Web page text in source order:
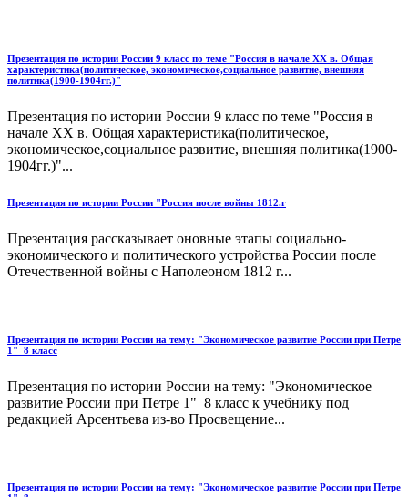
Презентация по истории России 9 класс по теме "Россия в начале ХХ в. Общая
характеристика(политическое, экономическое,социальное развитие, внешняя
политика(1900-1904гг.)"
Презентация по истории России 9 класс по теме "Россия в
начале ХХ в. Общая характеристика(политическое,
экономическое,социальное развитие, внешняя политика(1900-
1904гг.)"...
Презентация по истории России "Россия после войны 1812.г
Презентация рассказывает оновные этапы социально-
экономического и политического устройства России после
Отечественной войны с Наполеоном 1812 г...
Презентация по истории России на тему: "Экономическое развитие России при Петре
1"_8 класс
Презентация по истории России на тему: "Экономическое
развитие России при Петре 1"_8 класс к учебнику под
редакцией Арсентьева из-во Просвещение...
Презентация по истории России на тему: "Экономическое развитие России при Петре